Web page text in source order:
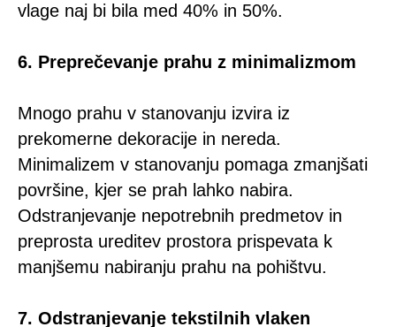
vlage naj bi bila med 40% in 50%.
6. Preprečevanje prahu z minimalizmom
Mnogo prahu v stanovanju izvira iz
prekomerne dekoracije in nereda.
Minimalizem v stanovanju pomaga zmanjšati
površine, kjer se prah lahko nabira.
Odstranjevanje nepotrebnih predmetov in
preprosta ureditev prostora prispevata k
manjšemu nabiranju prahu na pohištvu.
7. Odstranjevanje tekstilnih vlaken